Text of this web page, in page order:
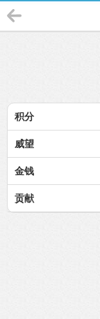
积分
威望
金钱
贡献